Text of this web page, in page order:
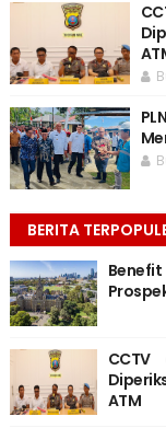
BERITA
ATM